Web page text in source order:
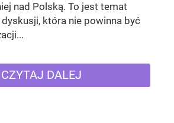
nad Polską. To jest temat
która nie powinna być
CZYTAJ DALEJ